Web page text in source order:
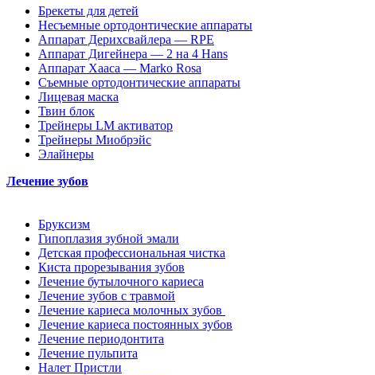
Брекеты для детей
Несъемные ортодонтические аппараты
Аппарат Дерихсвайлера — RPE
Аппарат Дигейнера — 2 на 4 Hans
Аппарат Хааса — Marko Rosa
Съемные ортодонтические аппараты
Лицевая маска
Твин блок
Трейнеры LM активатор
Трейнеры Миобрэйс
Элайнеры
Лечение зубов
Бруксизм
Гипоплазия зубной эмали
Детская профессиональная чистка
Киста прорезывания зубов
Лечение бутылочного кариеса
Лечение зубов с травмой
Лечение кариеса молочных зубов
Лечение кариеса постоянных зубов
Лечение периодонтита
Лечение пульпита
Налет Пристли